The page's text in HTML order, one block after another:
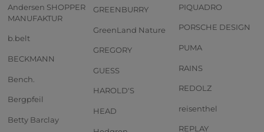
Andersen SHOPPER
MANUFAKTUR
b.belt
BECKMANN
Bench.
Bergpfeil
Betty Barclay
GREENBURRY
GreenLand Nature
GREGORY
GUESS
HAROLD'S
HEAD
PIQUADRO
PORSCHE DESIGN
PUMA
RAINS
REDOLZ
reisenthel
REPLAY